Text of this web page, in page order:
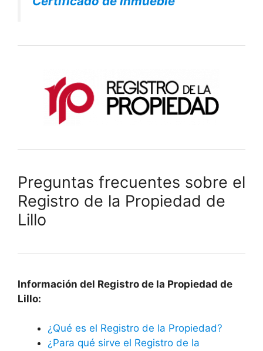
Preguntas frecuentes sobre el
Registro de la Propiedad de
Lillo
Información del Registro de la Propiedad de
Lillo:
¿Qué es el Registro de la Propiedad?
¿Para qué sirve el Registro de la